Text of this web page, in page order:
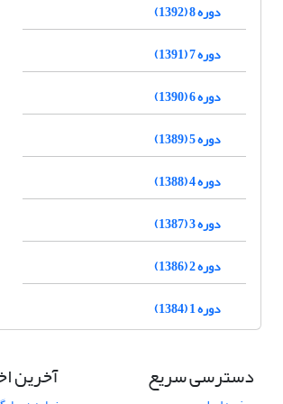
دوره 8 (1392)
دوره 7 (1391)
دوره 6 (1390)
دوره 5 (1389)
دوره 4 (1388)
دوره 3 (1387)
دوره 2 (1386)
دوره 1 (1384)
دسترسی سریع آخرین